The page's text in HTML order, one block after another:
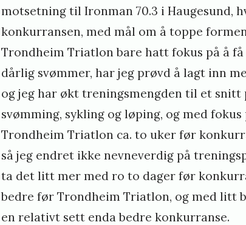
motsetning til Ironman 70.3 i Haugesund,
konkurransen, med mål om å toppe
Trondheim Triatlon bare hatt fokus på å
dårlig svømmer, har jeg prøvd å lagt inn
og jeg har økt treningsmengden til et snitt
svømming, sykling og løping, og med
Trondheim Triatlon ca. to uker før
så jeg endret ikke nevneverdig på
ta det litt mer med ro to dager før
bedre før Trondheim Triatlon, og med litt
en relativt sett enda bedre konkurranse.